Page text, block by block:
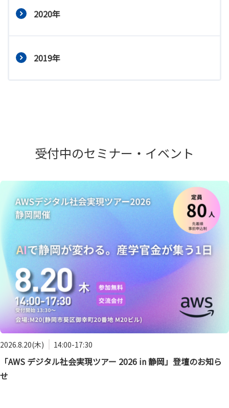
2020年
2019年
受付中のセミナー・イベント
2026.8.20(木) 14:00-17:30
「AWS デジタル社会実現ツアー 2026 in 静岡」登壇のお知ら
せ